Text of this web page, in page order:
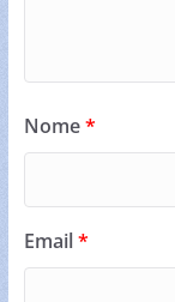
Nome*
Email*